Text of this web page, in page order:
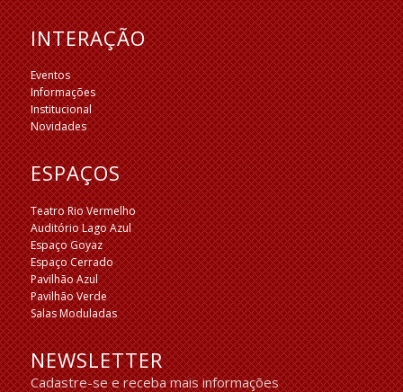
INTERAÇÃO
Eventos
Informações
Institucional
Novidades
ESPAÇOS
Teatro Rio Vermelho
Auditório Lago Azul
Espaço Goyaz
Espaço Cerrado
Pavilhão Azul
Pavilhão Verde
Salas Moduladas
NEWSLETTER
Cadastre-se e receba mais informações